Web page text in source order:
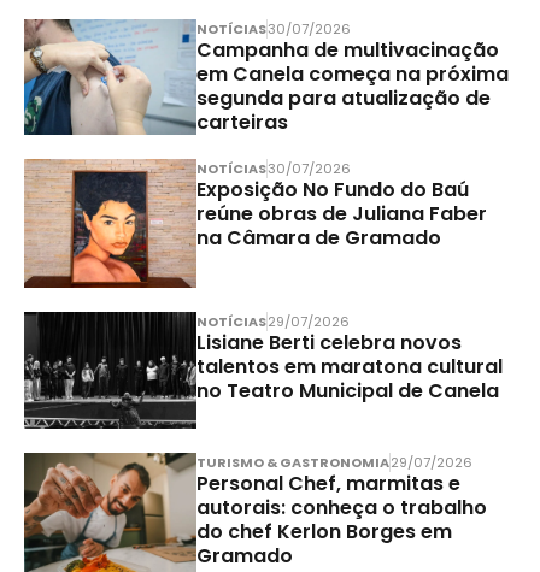
NOTÍCIAS30/07/2026
Campanha de multivacinação
em Canela começa na próxima
segunda para atualização de
carteiras
NOTÍCIAS30/07/2026
Exposição No Fundo do Baú
reúne obras de Juliana Faber
na Câmara de Gramado
NOTÍCIAS29/07/2026
Lisiane Berti celebra novos
talentos em maratona cultural
no Teatro Municipal de Canela
TURISMO & GASTRONOMIA29/07/2026
Personal Chef, marmitas e
autorais: conheça o trabalho
do chef Kerlon Borges em
Gramado